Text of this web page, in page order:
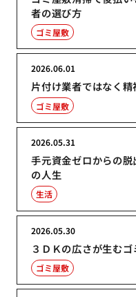
者の選び方
ゴミ屋敷
片付け業者ではなく
2026.06.01
ゴミ屋敷
手元資金ゼロからの
の人生
2026.05.31
生活
３ＤＫの広さが生む
2026.05.30
ゴミ屋敷